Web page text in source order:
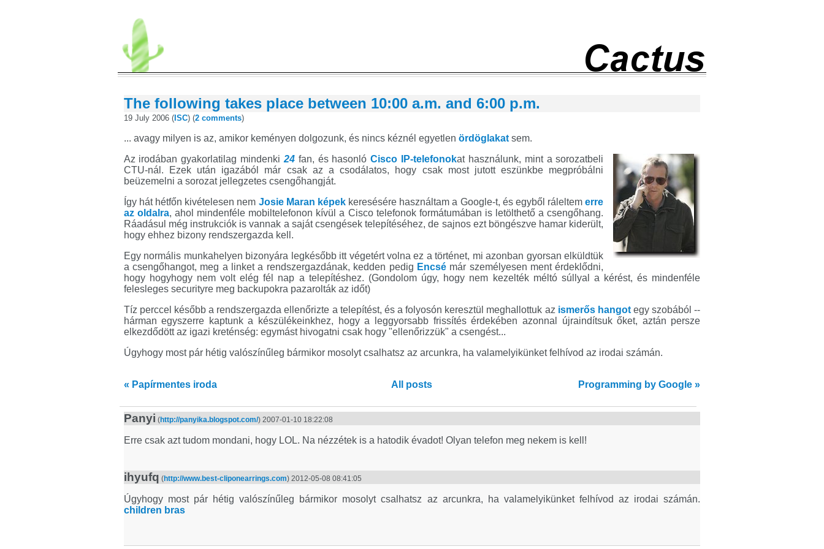
The following takes place between 10:00 a.m. and 6:00 p.m.
19 July 2006 (ISC) (2 comments)
... avagy milyen is az, amikor keményen dolgozunk, és nincs kéznél egyetlen ördöglakatsem.
Az irodában gyakorlatilag mindenki 24fan, és hasonlóCisco IP-telefonokat használunk, mint a sorozatbeli
CTU-nál. Ezek után igazából már csak az a csodálatos, hogy csak most jutott eszünkbe megpróbálni
beüzemelni a sorozat jellegzetes csengőhangját.
Így hát hétfőn kivételesen nem Josie Maran képekkeresésére használtam a Google-t, és egyből ráleltemerre
az oldalra, ahol mindenféle mobiltelefonon kívül a Cisco telefonok formátumában is letölthető a csengőhang.
Ráadásul még instrukciók is vannak a saját csengések telepítéséhez, de sajnos ezt böngészve hamar kiderült,
hogy ehhez bizony rendszergazda kell.
Egy normális munkahelyen bizonyára legkésőbb itt végetért volna ez a történet, mi azonban gyorsan elküldtük
a csengőhangot, meg a linket a rendszergazdának, kedden pedig Encsémár személyesen ment érdeklődni,
hogy hogyhogy nem volt elég fél nap a telepítéshez. (Gondolom úgy, hogy nem kezelték méltó súllyal a kérést, és mindenféle
felesleges securityre meg backupokra pazarolták az időt)
Tíz perccel később a rendszergazda ellenőrizte a telepítést, és a folyosón keresztül meghallottuk az ismerős hangotegy szobából --
hárman egyszerre kaptunk a készülékeinkhez, hogy a leggyorsabb frissítés érdekében azonnal újraindítsuk őket, aztán persze
elkezdődött az igazi kreténség: egymást hivogatni csak hogy "ellenőrizzük" a csengést...
Úgyhogy most pár hétig valószínűleg bármikor mosolyt csalhatsz az arcunkra, ha valamelyikünket felhívod az irodai számán.
« Papírmentes iroda All posts Programming by Google »
Panyi (http://panyika.blogspot.com/) 2007-01-10 18:22:08
Erre csak azt tudom mondani, hogy LOL. Na nézzétek is a hatodik évadot! Olyan telefon meg nekem is kell!
ihyufq (http://www.best-cliponearrings.com) 2012-05-08 08:41:05
Úgyhogy most pár hétig valószínűleg bármikor mosolyt csalhatsz az arcunkra, ha valamelyikünket felhívod az irodai számán.
children bras